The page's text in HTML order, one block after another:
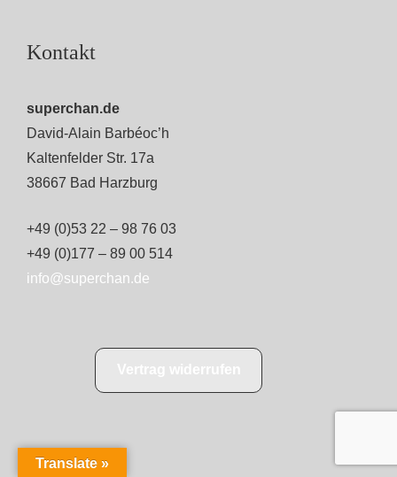
Kontakt
superchan.de
David-Alain Barbéoc’h
Kaltenfelder Str. 17a
38667 Bad Harzburg
+49 (0)53 22 – 98 76 03
+49 (0)177 – 89 00 514
info@superchan.de
Translate »